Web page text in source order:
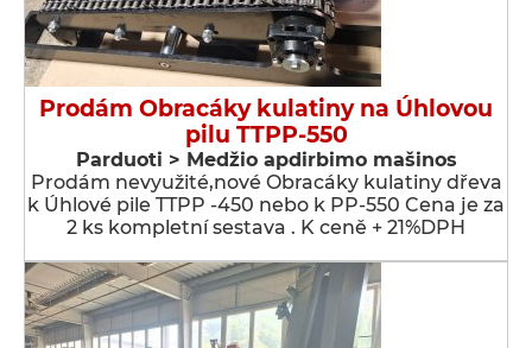
Prodám Obracáky kulatiny na Úhlovou
pilu TTPP-550
Parduoti > Medžio apdirbimo mašinos
Prodám nevyužité,nové Obracáky kulatiny dřeva
k Úhlové pile TTPP -450 nebo k PP-550 Cena je za
2 ks kompletní sestava . K ceně + 21%DPH